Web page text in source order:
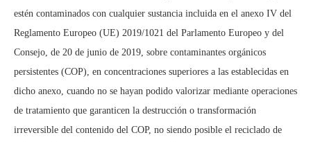
estén contaminados con cualquier sustancia incluida en el anexo IV del
Reglamento Europeo (UE) 2019/1021 del Parlamento Europeo y del
Consejo, de 20 de junio de 2019, sobre contaminantes orgánicos
persistentes (COP), en concentraciones superiores a las establecidas en
dicho anexo, cuando no se hayan podido valorizar mediante operaciones
de tratamiento que garanticen la destrucción o transformación
irreversible del contenido del COP, no siendo posible el reciclado de